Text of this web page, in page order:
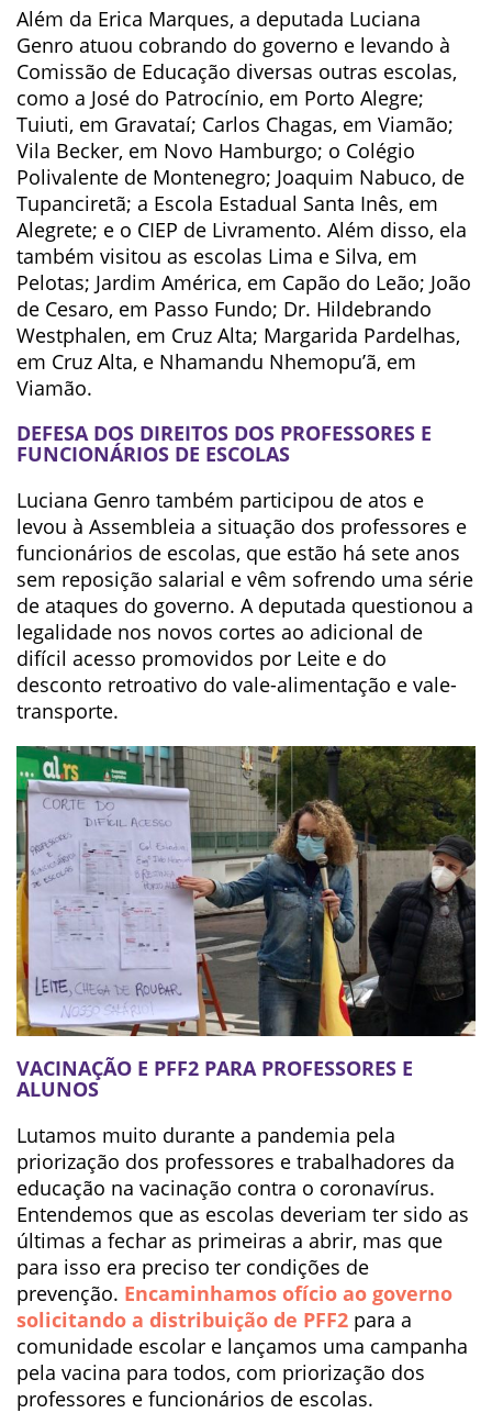
Além da Erica Marques, a deputada Luciana
Genro atuou cobrando do governo e levando à
Comissão de Educação diversas outras escolas,
como a José do Patrocínio, em Porto Alegre;
Tuiuti, em Gravataí; Carlos Chagas, em Viamão;
Vila Becker, em Novo Hamburgo; o Colégio
Polivalente de Montenegro; Joaquim Nabuco, de
Tupanciretã; a Escola Estadual Santa Inês, em
Alegrete; e o CIEP de Livramento. Além disso, ela
também visitou as escolas Lima e Silva, em
Pelotas; Jardim América, em Capão do Leão; João
de Cesaro, em Passo Fundo; Dr. Hildebrando
Westphalen, em Cruz Alta; Margarida Pardelhas,
em Cruz Alta, e Nhamandu Nhemopu’ã, em
Viamão.
DEFESA DOS DIREITOS DOS PROFESSORES E
FUNCIONÁRIOS DE ESCOLAS
Luciana Genro também participou de atos e
levou à Assembleia a situação dos professores e
funcionários de escolas, que estão há sete anos
sem reposição salarial e vêm sofrendo uma série
de ataques do governo. A deputada questionou a
legalidade nos novos cortes ao adicional de
difícil acesso promovidos por Leite e do
desconto retroativo do vale-alimentação e vale-
transporte.
VACINAÇÃO E PFF2 PARA PROFESSORES E
ALUNOS
Lutamos muito durante a pandemia pela
priorização dos professores e trabalhadores da
educação na vacinação contra o coronavírus.
Entendemos que as escolas deveriam ter sido as
últimas a fechar as primeiras a abrir, mas que
para isso era preciso ter condições de
prevenção. Encaminhamos ofício ao governo
solicitando a distribuição de PFF2 para a
comunidade escolar e lançamos uma campanha
pela vacina para todos, com priorização dos
professores e funcionários de escolas.